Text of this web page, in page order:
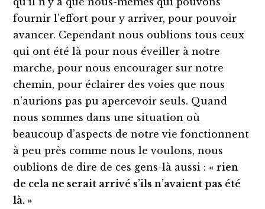
fournir l’effort pour y arriver, pour pouvoir
avancer. Cependant nous oublions tous ceux
qui ont été là pour nous éveiller à notre
marche, pour nous encourager sur notre
chemin, pour éclairer des voies que nous
n’aurions pas pu apercevoir seuls. Quand
nous sommes dans une situation où
beaucoup d’aspects de notre vie fonctionnent
à peu près comme nous le voulons, nous
oublions de dire de ces gens-là aussi : «rien
de cela ne serait arrivé s’ils n’avaient pas été
là. »